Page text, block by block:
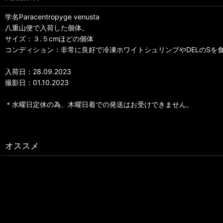
学名Paracentropyge venusta
八重山便で入荷した個体。
サイズ：３.５cmほどの個体
コンディション：非常に良好で冷凍ホワイトシュリンプやDELのSを
入荷日：28.09.2023
撮影日：01.10.2023
＊水曜日定休の為、木曜日着での発送はお受けできません。
オススメ